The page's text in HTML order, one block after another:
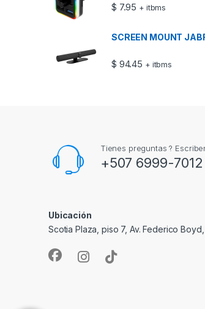
$ 7.95 + itbms
SCREEN MOUNT
$ 94.45 + itbms
Tienes preguntas ?
+507 6999-7012
Ubicación
Scotia Plaza, piso 7, Av. Federico